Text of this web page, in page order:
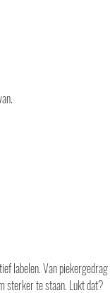
labelen. Van